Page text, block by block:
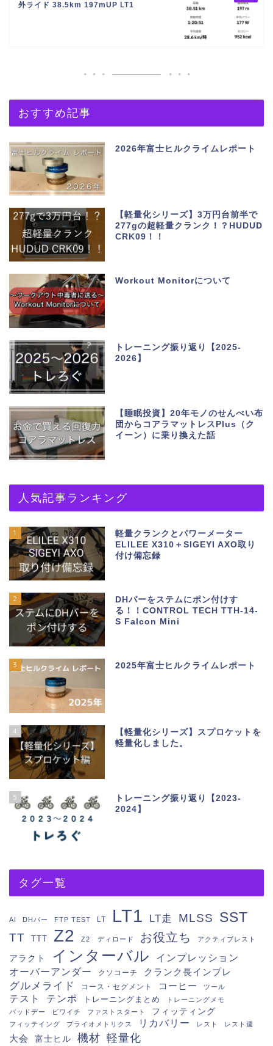
外ライド 38.5km 197mUP LT1
おすすめ記事
2026年富士ヒルクライムレポート
【軽量化シリーズ】3万円台前半で
277gの超軽量クランク！？HUDUD
CRK09！！
Workout Monitorについて
トレーニング振り返り【2025-
2026】
【睡眠投資】20年モノのせんべい布
団からコアラマットレスPlus（ク
イーン）に乗り換えた話
人気記事ランキング
1
軽量クランクとパワーメーター
ELILEE X310＋SIGEYI AXO取り
付け備忘録
2
DHバーをステムにポン付けす
る！！CONTROL TECH TTH-14-
S Falcon Mini
3 2025年富士ヒルクライムレポート
4
【軽量化シリーズ】スプロケットを
軽量化しました。
5
トレーニング振り返り【2023-
2024】
タグ一覧
AI DHバー FTP TEST LT LT1 LT走 MLSS SST
TT TTT Z2 Z2 ディロード お役立ち アクティブレスト
アラクト インターバル
インプレッション
オーバーアンダー
クソコーチ クランク長インプレ
グルメライド コース・セグメント コーヒー ツール
テスト テンポ トレーニングまとめ
トレーニングメモ
バッドデー
ビワイチ ファストスタート フィッティング
フィッテイング プライオメトリクス リカバリー レスト レスト週
大会 富士ヒル 機材 軽量化